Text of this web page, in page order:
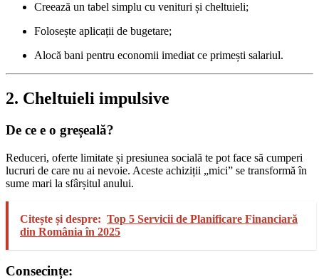
Creează un tabel simplu cu venituri și cheltuieli;
Folosește aplicații de bugetare;
Alocă bani pentru economii imediat ce primești salariul.
2. Cheltuieli impulsive
De ce e o greșeală?
Reduceri, oferte limitate și presiunea socială te pot face să cumperi
lucruri de care nu ai nevoie. Aceste achiziții „mici” se transformă în
sume mari la sfârșitul anului.
Citește și despre: Top 5 Servicii de Planificare Financiară
din România în 2025
Consecințe: